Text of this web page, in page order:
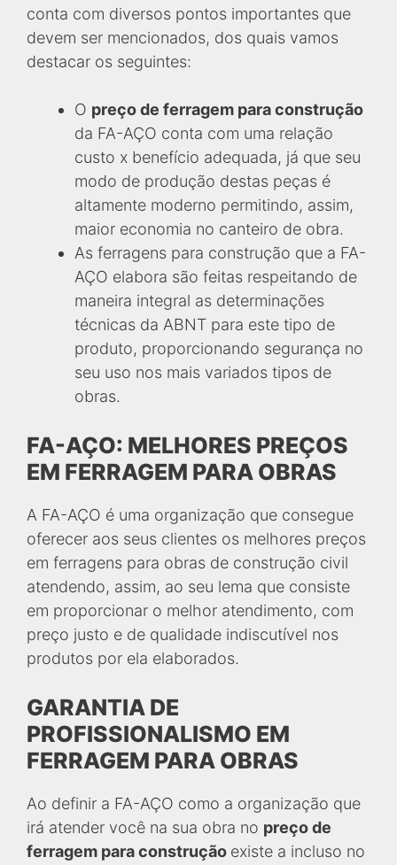
conta com diversos pontos importantes que
devem ser mencionados, dos quais vamos
destacar os seguintes:
O preço de ferragem para construção
da FA-AÇO conta com uma relação
custo x benefício adequada, já que seu
modo de produção destas peças é
altamente moderno permitindo, assim,
maior economia no canteiro de obra.
As ferragens para construção que a FA-
AÇO elabora são feitas respeitando de
maneira integral as determinações
técnicas da ABNT para este tipo de
produto, proporcionando segurança no
seu uso nos mais variados tipos de
obras.
FA-AÇO: MELHORES PREÇOS
EM FERRAGEM PARA OBRAS
A FA-AÇO é uma organização que consegue
oferecer aos seus clientes os melhores preços
em ferragens para obras de construção civil
atendendo, assim, ao seu lema que consiste
em proporcionar o melhor atendimento, com
preço justo e de qualidade indiscutível nos
produtos por ela elaborados.
GARANTIA DE
PROFISSIONALISMO EM
FERRAGEM PARA OBRAS
Ao definir a FA-AÇO como a organização que
irá atender você na sua obra no preço de
ferragem para construção existe a incluso no